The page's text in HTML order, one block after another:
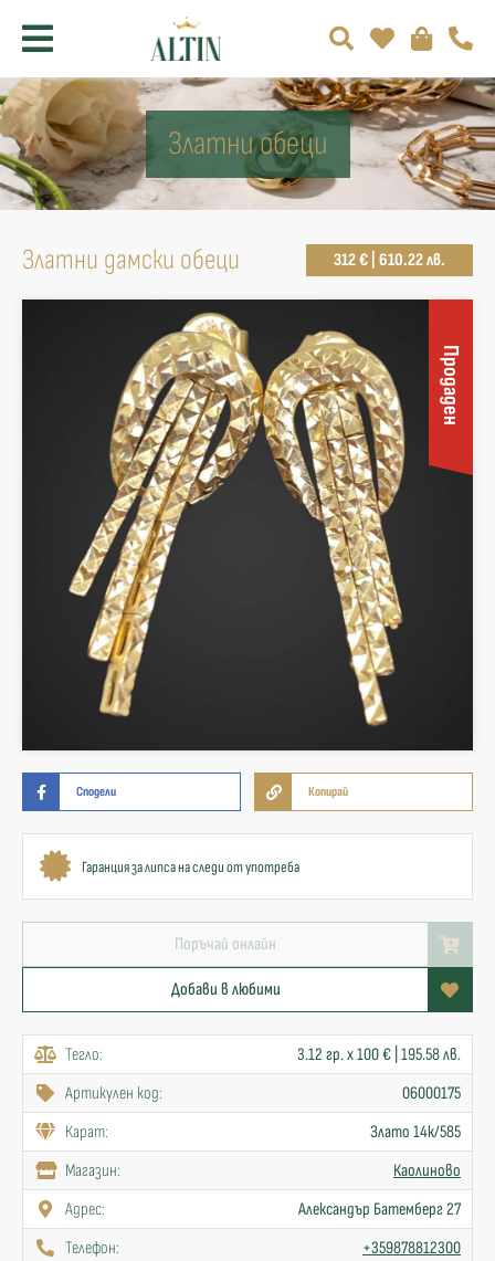
Златни обеци
Златни дамски обеци 312 € | 610.22 лв.
Продаден
Сподели Копирай
Гаранция за липса на следи от употреба
Поръчай онлайн
Добави в любими
Тегло:
3.12 гр. x 100 € | 195.58 лв.
Артикулен код:
06000175
Карат:
Злато 14к/585
Mагазин:
Каолиново
Адрес:
Александър Батемберг 27
Телефон:
+359878812300